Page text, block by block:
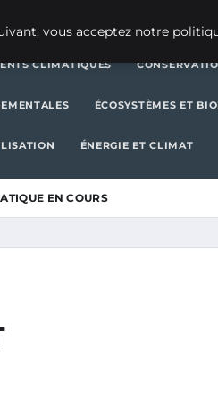
CLIMATIQUES
ÉCOSYSTÈMES ET
ÉNERGIE ET CLIMAT
EN COURS
vous acceptez notre